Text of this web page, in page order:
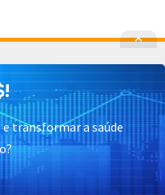
Cadastrar Quem Somos
Direitos Reservados.
transformar a saúde